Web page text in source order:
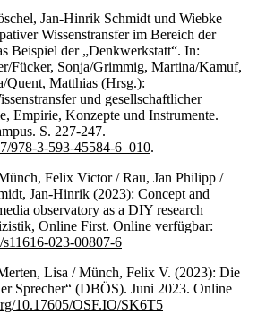
Jan-Hinrik Schmidt und Wiebke
Wissenstransfer im Bereich der
Beispiel der „Denkwerkstatt“. In:
Fücker, Sonja/Grimmig, Martina/Kamuf,
Quent, Matthias (Hrsg.):
und gesellschaftlicher
Empirie, Konzepte und Instrumente.
S. 227-247.
978-3-593-45584-6_010.
Felix Victor / Rau, Jan Philipp /
Jan-Hinrik (2023): Concept and
observatory as a DIY research
Online First. Online verfügbar:
023-00807-6
Lisa / Münch, Felix V. (2023): Die
Sprecher“ (DBÖS). Juni 2023. Online
10.17605/OSF.IO/SK6T5